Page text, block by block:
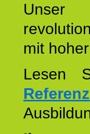
Unser
mit
Lesen